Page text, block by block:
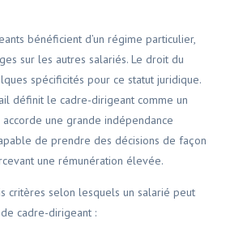
bénéficient d’un régime particulier,
sur les autres salariés. Le droit du
spécificités pour ce statut juridique.
définit le cadre-dirigeant comme un
accorde une grande indépendance
de prendre des décisions de façon
une rémunération élevée.
critères selon lesquels un salarié peut
cadre-dirigeant :